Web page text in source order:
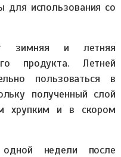
для использования со
зимняя и летняя
продукта. Летней
пользоваться в
полученный слой
хрупким и в скором
недели после